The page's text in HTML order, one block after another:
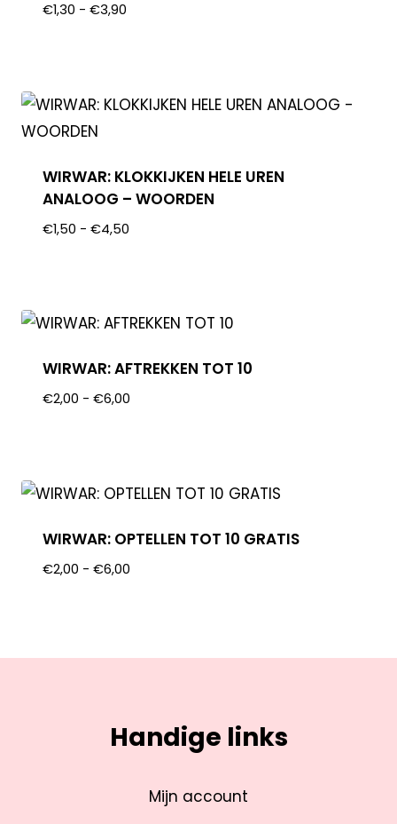
€1,30 - €3,90
WIRWAR: KLOKKIJKEN HELE UREN
ANALOOG – WOORDEN
€1,50 - €4,50
WIRWAR: AFTREKKEN TOT 10
€2,00 - €6,00
WIRWAR: OPTELLEN TOT 10 GRATIS
€2,00 - €6,00
Handige links
Mijn account